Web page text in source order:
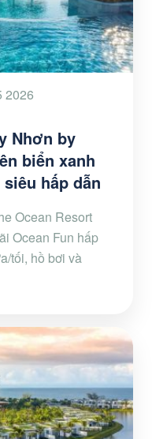
2026
Nhơn by
biển xanh
hấp dẫn
Ocean Resort
Ocean Fun hấp
tối, hồ bơi và